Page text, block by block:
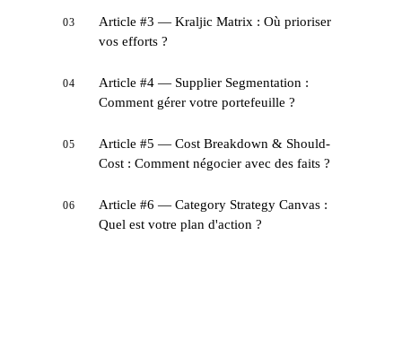
03
Article #3 — Kraljic Matrix : Où prioriser
vos efforts ?
04
Article #4 — Supplier Segmentation :
Comment gérer votre portefeuille ?
05
Article #5 — Cost Breakdown & Should-
Cost : Comment négocier avec des faits ?
06
Article #6 — Category Strategy Canvas :
Quel est votre plan d'action ?